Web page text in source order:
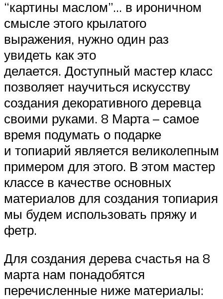
“картины маслом”… в ироничном
смысле этого крылатого
выражения, нужно один раз
увидеть как это
делается. Доступный мастер класс
позволяет научиться искусству
создания декоративного деревца
своими руками. 8 Марта – самое
время подумать о подарке
и топиарий является великолепным
примером для этого. В этом мастер
классе в качестве основных
материалов для создания топиария
мы будем использовать пряжу и
фетр.
Для создания дерева счастья на 8
марта нам понадобятся
перечисленные ниже материалы: